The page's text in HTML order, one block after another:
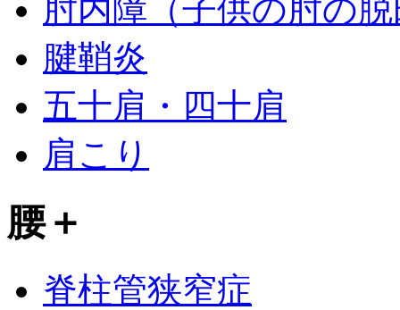
肘内障（子供の肘の
腱鞘炎
五十肩・四十肩
肩こり
腰＋
脊柱管狭窄症